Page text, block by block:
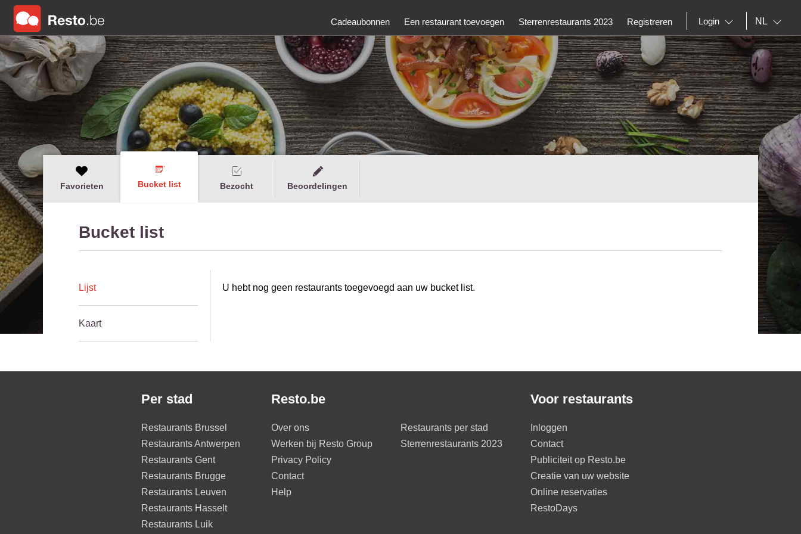
Cadeaubonnen Een restaurant toevoegen Sterrenrestaurants 2023 Registreren Login NL
Favorieten Bucket list Bezocht Beoordelingen
Bucket list
Lijst
Kaart
U hebt nog geen restaurants toegevoegd aan uw bucket list.
Per stad
Restaurants Brussel
Restaurants Antwerpen
Restaurants Gent
Restaurants Brugge
Restaurants Leuven
Restaurants Hasselt
Restaurants Luik
Resto.be
Over ons
Werken bij Resto Group
Privacy Policy
Contact
Help
Restaurants per stad
Sterrenrestaurants 2023
Voor restaurants
Inloggen
Contact
Publiciteit op Resto.be
Creatie van uw website
Online reservaties
RestoDays